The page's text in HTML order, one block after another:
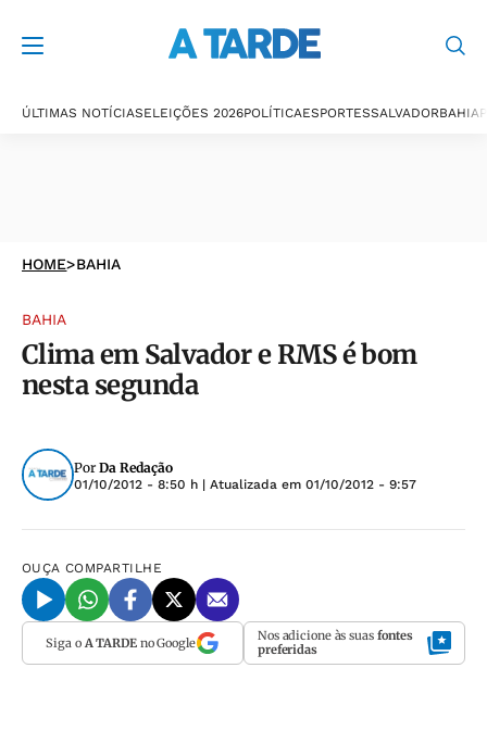
ÚLTIMAS NOTÍCIASELEIÇÕES 2026POLÍTICAESPORTESSALVADORBAHIA
HOME>BAHIA
BAHIA
Clima em Salvador e RMS é bom
nesta segunda
Por Da Redação
01/10/2012 - 8:50 h | Atualizada em 01/10/2012 - 9:57
OUÇA COMPARTILHE
Siga o A TARDEno Google Nos adicione às suas fontes
preferidas